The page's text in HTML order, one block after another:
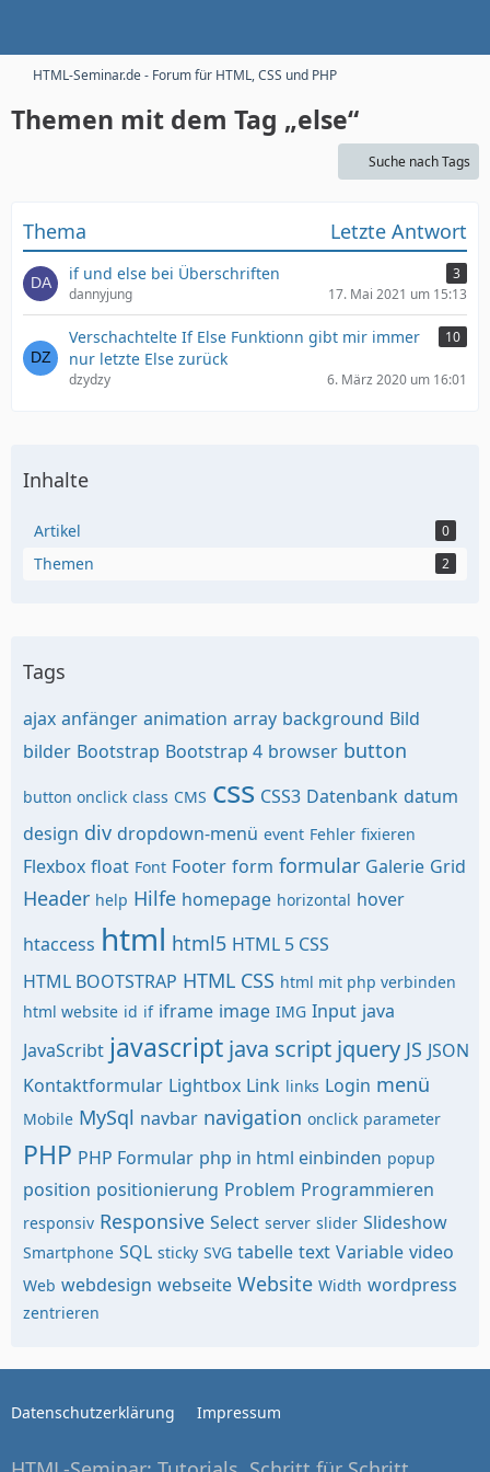
HTML-Seminar.de - Forum für HTML, CSS und PHP
Themen mit dem Tag „else“
Suche nach Tags
Thema Letzte Antwort
if und else bei Überschriften
3
dannyjung
17. Mai 2021 um 15:13
Verschachtelte If Else Funktionn gibt mir immer
nur letzte Else zurück
10
dzydzy 6. März 2020 um 16:01
Inhalte
Artikel 0
Themen 2
Tags
ajax anfänger animation array background Bild
bilder Bootstrap Bootstrap 4 browser button
button onclick class CMS css CSS3 Datenbank datum
design div dropdown-menü event Fehler fixieren
Flexbox float Font Footer form formular Galerie Grid
Header help Hilfe homepage horizontal hover
htaccess html html5 HTML 5 CSS
HTML BOOTSTRAP HTML CSS html mit php verbinden
html website id if iframe image IMG Input java
JavaScribt javascript java script jquery JS JSON
Kontaktformular Lightbox Link links Login menü
Mobile MySql navbar navigation onclick parameter
PHP PHP Formular php in html einbinden popup
position positionierung Problem Programmieren
responsiv Responsive Select server slider Slideshow
Smartphone SQL sticky SVG tabelle text Variable video
Web webdesign webseite Website Width wordpress
zentrieren
Datenschutzerklärung Impressum